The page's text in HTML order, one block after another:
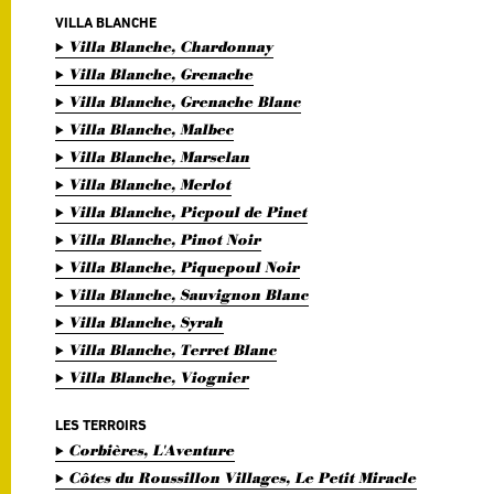
VILLA BLANCHE
Villa Blanche, Chardonnay
Villa Blanche, Grenache
Villa Blanche, Grenache Blanc
Villa Blanche, Malbec
Villa Blanche, Marselan
Villa Blanche, Merlot
Villa Blanche, Picpoul de Pinet
Villa Blanche, Pinot Noir
Villa Blanche, Piquepoul Noir
Villa Blanche, Sauvignon Blanc
Villa Blanche, Syrah
Villa Blanche, Terret Blanc
Villa Blanche, Viognier
LES TERROIRS
Corbières, L'Aventure
Côtes du Roussillon Villages, Le Petit Miracle